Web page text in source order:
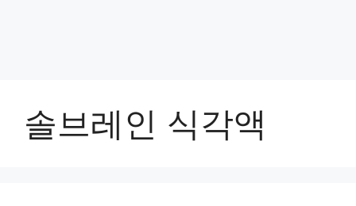
솔브레인 식각액